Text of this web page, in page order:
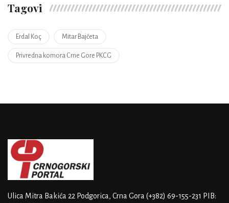
Tagovi
Erdal Koç Mitar Bajčeta
Privredna komora Crne Gore PKCG
Ulica Mitra Bakića 22 Podgorica, Crna Gora (+382) 69-155-231 PIB: